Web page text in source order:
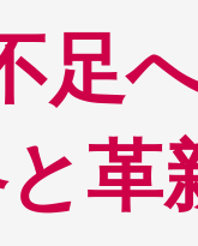
足
革